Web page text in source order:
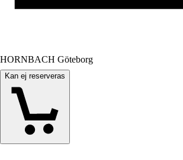
HORNBACH Göteborg
Kan ej reserveras